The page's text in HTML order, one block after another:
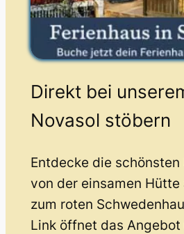
Direkt bei
Novasol stöbern
Entdecke die
von der einsamen Hütte
zum roten
Link öffnet das Angebot